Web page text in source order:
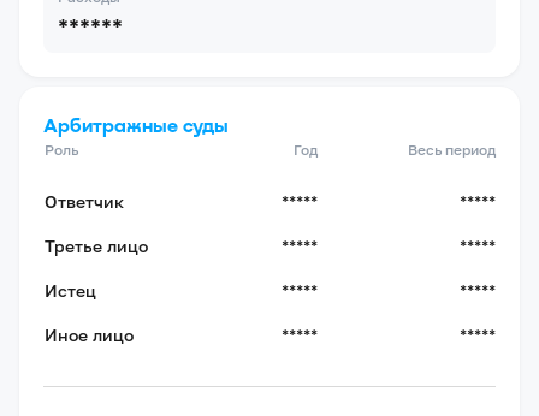
******
Арбитражные суды
Роль Год Весь период
Ответчик ***** *****
Третье лицо ***** *****
Истец ***** *****
Иное лицо ***** *****